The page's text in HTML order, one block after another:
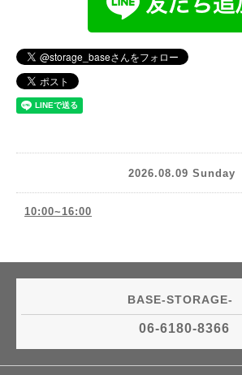
2026.08.09 Sunday
10:00~16:00
BASE-STORAGE-
06-6180-8366